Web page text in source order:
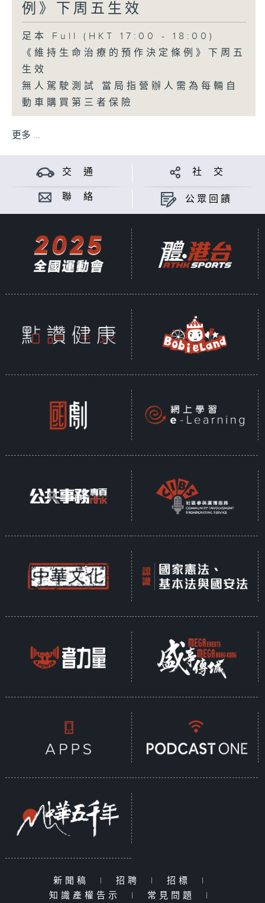
例》下周五生效
足本 Full (HKT 17:00 - 18:00)
《維持生命治療的預作決定條例》下周五
生效
無人駕駛測試 當局指營辦人需為每輛自
動車購買第三者保險
更多 ...
交 通 社 交
聯 絡 公眾回饋
新聞稿 | 招聘 | 招標
|
知識產權告示
| 常見問題 |